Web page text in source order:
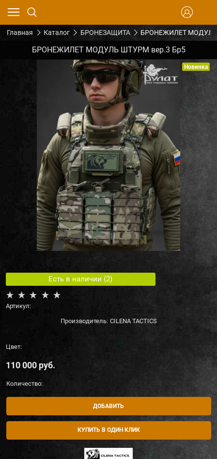
Главная Каталог БРОНЕЗАЩИТА БРОНЕЖИЛЕТ МОДУЛЬ
БРОНЕЖИЛЕТ МОДУЛЬ ШТУРМ вер.3 Бр5
Новинка
Есть в наличии (2)
Артикул:
Производитель: CILENA TACTICS
Цвет:
110 000 руб.
Количество:
ДОБАВИТЬ
КУПИТЬ В ОДИН КЛИК